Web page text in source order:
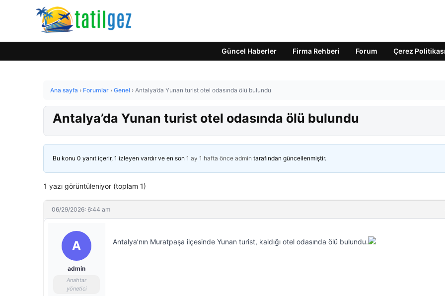
Güncel Haberler Firma Rehberi Forum Çerez Politikası
Ana sayfa › Forumlar › Genel › Antalya’da Yunan turist otel odasında ölü bulundu
Antalya’da Yunan turist otel odasında ölü bulundu
Bu konu 0 yanıt içerir, 1 izleyen vardır ve en son 1 ay 1 hafta önce admin tarafından güncellenmiştir.
1 yazı görüntüleniyor (toplam 1)
06/29/2026: 6:44 am
A
admin
Anahtar
yönetici
Antalya’nın Muratpaşa ilçesinde Yunan turist, kaldığı otel odasında ölü bulundu.